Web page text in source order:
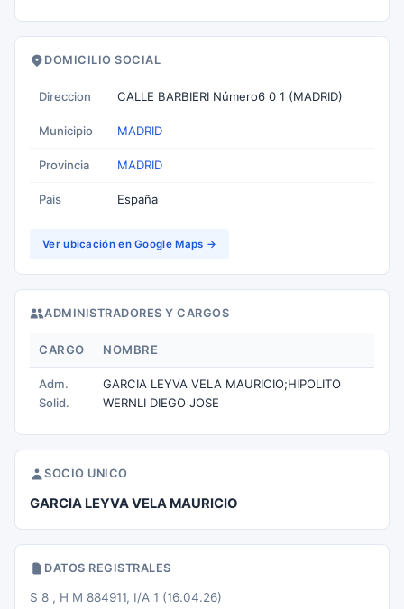
DOMICILIO SOCIAL
Direccion CALLE BARBIERI Número6 0 1 (MADRID)
Municipio MADRID
Provincia MADRID
Pais España
Ver ubicación en Google Maps →
ADMINISTRADORES Y CARGOS
CARGO NOMBRE
Adm.
Solid.
GARCIA LEYVA VELA MAURICIO;HIPOLITO
WERNLI DIEGO JOSE
SOCIO UNICO
GARCIA LEYVA VELA MAURICIO
DATOS REGISTRALES
S 8 , H M 884911, I/A 1 (16.04.26)